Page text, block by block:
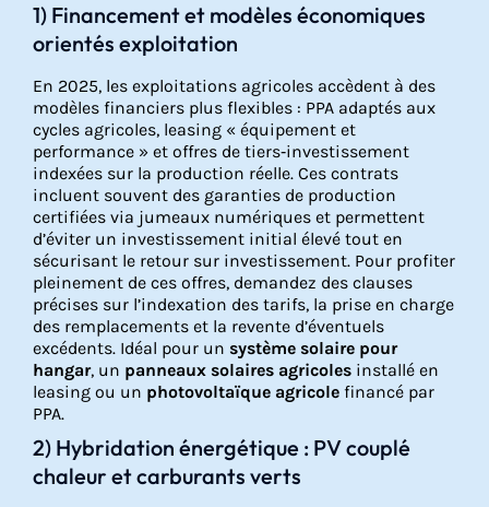
1) Financement et modèles économiques
orientés exploitation
En 2025, les exploitations agricoles accèdent à des
modèles financiers plus flexibles : PPA adaptés aux
cycles agricoles, leasing « équipement et
performance » et offres de tiers‑investissement
indexées sur la production réelle. Ces contrats
incluent souvent des garanties de production
certifiées via jumeaux numériques et permettent
d’éviter un investissement initial élevé tout en
sécurisant le retour sur investissement. Pour profiter
pleinement de ces offres, demandez des clauses
précises sur l’indexation des tarifs, la prise en charge
des remplacements et la revente d’éventuels
excédents. Idéal pour un système solaire pour
hangar, un panneaux solaires agricoles installé en
leasing ou un photovoltaïque agricole financé par
PPA.
2) Hybridation énergétique : PV couplé
chaleur et carburants verts